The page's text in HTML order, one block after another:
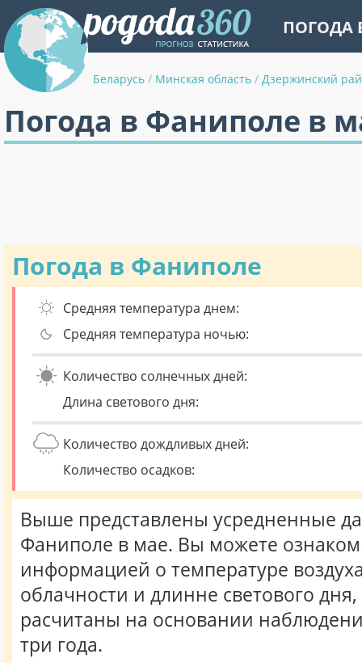
ПОГОДА
Беларусь / Минская область / Дзержинский
Погода в Фаниполе в
Погода в Фаниполе
Средняя температура днем:
Средняя температура ночью:
Количество солнечных дней:
Длина светового дня:
Количество дождливых дней:
Количество осадков:
Выше представлены усредненные
Фаниполе в мае. Вы можете
информацией о температуре
облачности и длинне светового
расчитаны на основании
три года.